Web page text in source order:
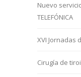
Nuevo
TELEFÓNICA
XVI Jornadas
Cirugía de